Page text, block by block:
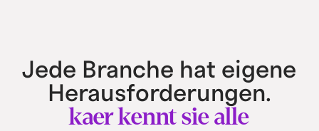
Jede Branche hat eigene
Herausforderungen.
kaer kennt sie alle